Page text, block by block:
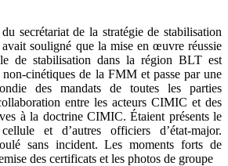
secrétariat de la stratégie de stabilisation
souligné que la mise en œuvre réussie
de stabilisation dans la région BLT est
cinétiques de la FMM et passe par une
des mandats de toutes les parties
entre les acteurs CIMIC et des
à la doctrine CIMIC. Étaient présents le
et d’autres officiers d’état-major.
sans incident. Les moments forts de
des certificats et les photos de groupe